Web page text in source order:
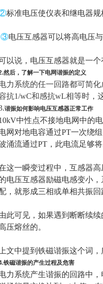
标准电压使仪表和继电器
③电压互感器可以将高电压
以说，电压互感器就是一
然后，了解一下电网谐振的定义
力系统的任一回路都可简
抗1/wC和感抗wL相等时，
谐振如何影响电压互感器正常工作
中性点不接地电网中的
网对地电容通过PT一次绕
涌流通过PT，此电流足够
这一瞬变过程中，互感器
电压互感器励磁电感变小
，就形成三相或单相共振
此可见，如果遇到断断续
压熔丝的。
上文中提到铁磁谐振这个词
铁磁谐振的产生过程及危害
力系统产生谐振的回路中